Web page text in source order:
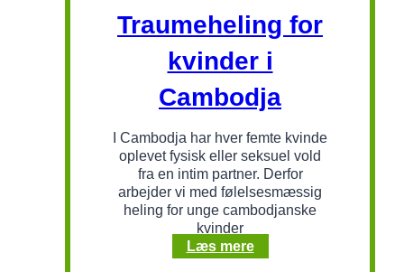
Traumeheling for
kvinder i
Cambodja
I Cambodja har hver femte kvinde
oplevet fysisk eller seksuel vold
fra en intim partner. Derfor
arbejder vi med følelsesmæssig
heling for unge cambodjanske
kvinder
Læs mereTraumeheling
for